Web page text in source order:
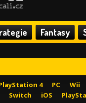
Fantasy
4 PC Wii
Switch iOS